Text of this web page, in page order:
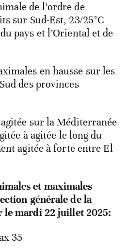
de l’ordre de
sur Sud-Est, 23/25°C
pays et l’Oriental et de
en hausse sur les
des provinces
sur la Méditerranée
à agitée le long du
agitée à forte entre El
et maximales
générale de la
le mardi 22 juillet 2025:
35